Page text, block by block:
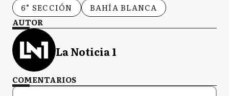
6° SECCIÓN
BAHÍA BLANCA
AUTOR
La Noticia 1
COMENTARIOS